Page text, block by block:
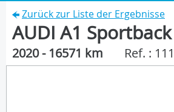
Zurück zur Liste der Ergebnisse
AUDI A1
2020 - 16571 km Ref. :